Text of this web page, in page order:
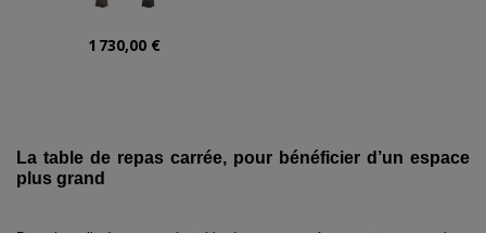
1 730,00 €
La table de repas carrée, pour bénéficier d’un espace
plus grand